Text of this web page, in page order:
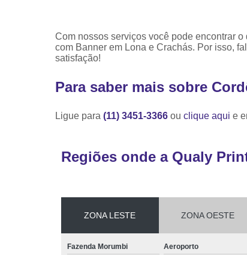
Com nossos serviços você pode encontrar
com Banner em Lona e Crachás. Por isso,
satisfação!
Para saber mais sobre
Ligue para (11) 3451-3366 ou clique aqui e
Regiões onde a Qualy
ZONA LESTE ZONA OESTE
Fazenda Morumbi Aeroporto